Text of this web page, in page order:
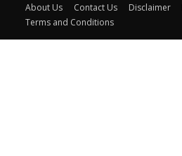
About Us Contact Us Disclaimer
Terms and Conditions